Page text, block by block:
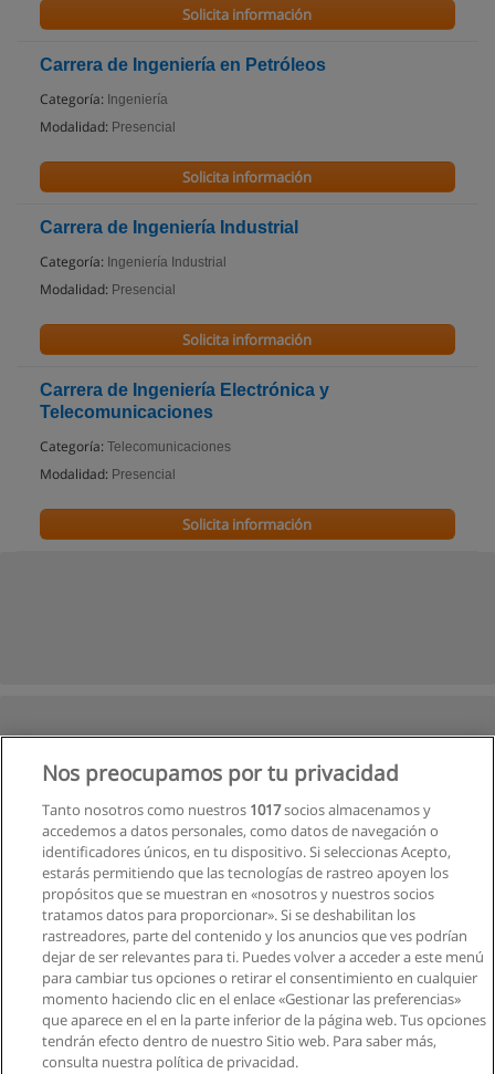
Solicita información
Carrera de Ingeniería en Petróleos
Categoría: Ingeniería
Modalidad: Presencial
Solicita información
Carrera de Ingeniería Industrial
Categoría: Ingeniería Industrial
Modalidad: Presencial
Solicita información
Carrera de Ingeniería Electrónica y
Telecomunicaciones
Categoría: Telecomunicaciones
Modalidad: Presencial
Solicita información
Ver cursos históricos
Nos preocupamos por tu privacidad
Tanto nosotros como nuestros 1017socios almacenamos y
accedemos a datos personales, como datos de navegación o
identificadores únicos, en tu dispositivo. Si seleccionas Acepto,
estarás permitiendo que las tecnologías de rastreo apoyen los
propósitos que se muestran en «nosotros y nuestros socios
tratamos datos para proporcionar». Si se deshabilitan los
rastreadores, parte del contenido y los anuncios que ves podrían
dejar de ser relevantes para ti. Puedes volver a acceder a este menú
para cambiar tus opciones o retirar el consentimiento en cualquier
momento haciendo clic en el enlace «Gestionar las preferencias»
que aparece en el en la parte inferior de la página web. Tus opciones
tendrán efecto dentro de nuestro Sitio web. Para saber más,
consulta nuestra política de privacidad.